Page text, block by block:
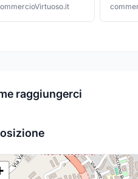
raggiungerci